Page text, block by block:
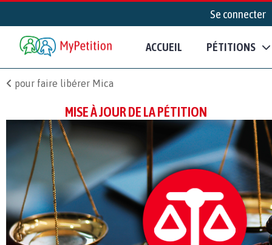
Se connecter
ACCUEIL PÉTITIONS
pour faire libérer Mica
MISE À JOUR DE LA PÉTITION